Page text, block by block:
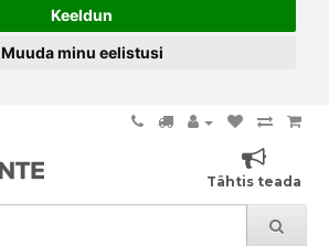
Keeldun
Muuda minu eelistusi
Tähtis teada